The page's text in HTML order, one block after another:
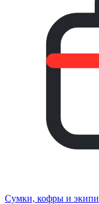
Сумки, кофры и